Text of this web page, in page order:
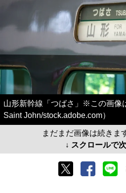
山形新幹線「つばさ」※この画
Saint John/stock.adobe.com）
まだまだ画像は続きま
↓ スクロールで